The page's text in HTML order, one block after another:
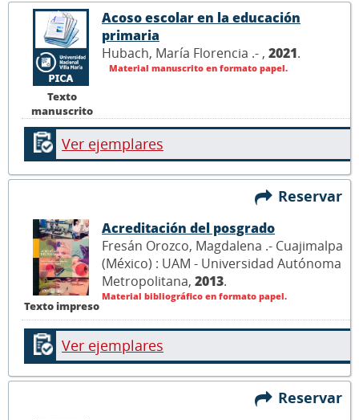
Texto
manuscrito
Acoso escolar en la educación
primaria
Hubach, María Florencia .- , 2021.
Material manuscrito en formato papel.
Ver ejemplares
Reservar
Texto impreso
Acreditación del posgrado
Fresán Orozco, Magdalena .- Cuajimalpa
(México) : UAM - Universidad Autónoma
Metropolitana, 2013.
Material bibliográfico en formato papel.
Ver ejemplares
Reservar